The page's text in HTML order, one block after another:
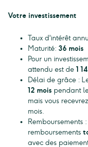
Votre investissement
Taux d'intérêt
Maturité: 36 mois
Pour un
attendu est de 1
Délai de grâce :
12 mois pendant
mais vous
mois.
Remboursements
remboursements
avec des